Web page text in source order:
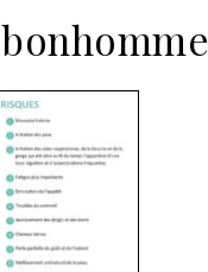
bonhomme